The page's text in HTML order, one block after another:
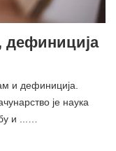
дефиниција
и дефиниција.
је наука
и ...…